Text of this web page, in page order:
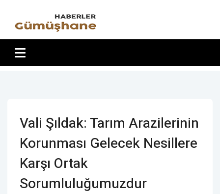
Vali Şıldak: Tarım Arazilerinin
Korunması Gelecek Nesillere
Karşı Ortak
Sorumluluğumuzdur